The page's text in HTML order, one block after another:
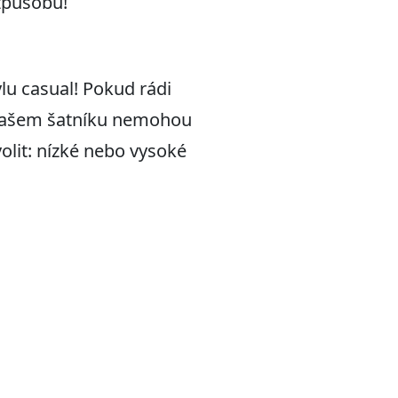
casual! Pokud rádi
šatníku nemohou
nízké nebo vysoké